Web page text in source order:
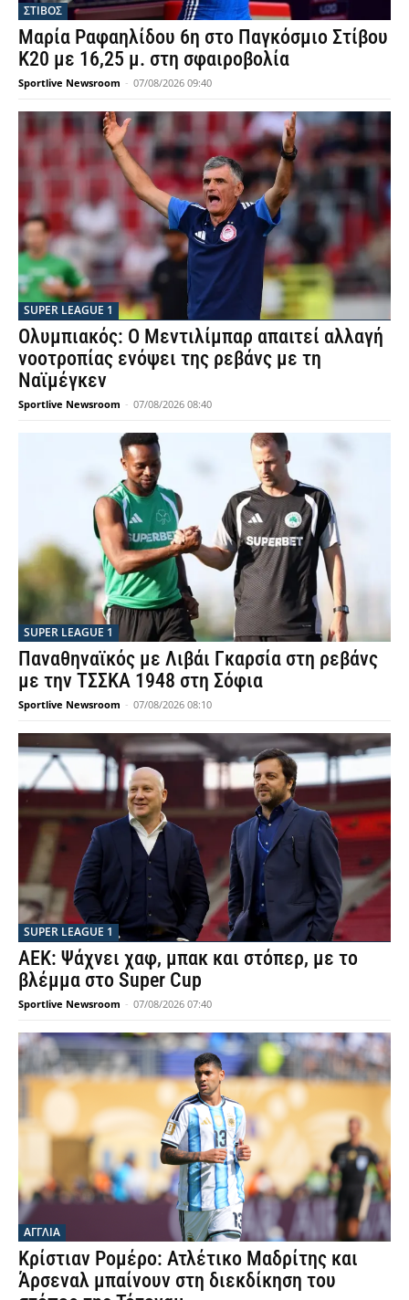
ΣΤΙΒΟΣ
Μαρία Ραφαηλίδου 6η στο Παγκόσμιο Στίβου
Κ20 με 16,25 μ. στη σφαιροβολία
Sportlive Newsroom - 07/08/2026 09:40
SUPER LEAGUE 1
Ολυμπιακός: Ο Μεντιλίμπαρ απαιτεί αλλαγή
νοοτροπίας ενόψει της ρεβάνς με τη
Ναϊμέγκεν
Sportlive Newsroom - 07/08/2026 08:40
SUPER LEAGUE 1
Παναθηναϊκός με Λιβάι Γκαρσία στη ρεβάνς
με την ΤΣΣΚΑ 1948 στη Σόφια
Sportlive Newsroom - 07/08/2026 08:10
SUPER LEAGUE 1
ΑΕΚ: Ψάχνει χαφ, μπακ και στόπερ, με το
βλέμμα στο Super Cup
Sportlive Newsroom - 07/08/2026 07:40
ΑΓΓΛΙΑ
Κρίστιαν Ρομέρο: Ατλέτικο Μαδρίτης και
Άρσεναλ μπαίνουν στη διεκδίκηση του